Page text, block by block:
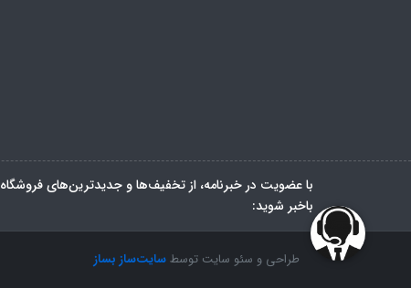
با عضویت در خبرنامه، از تخفیف‌ها و جدیدترین‌های فروشگاه
باخبر شوید:
طراحی و سئو سایت توسطسایت‌ساز بساز